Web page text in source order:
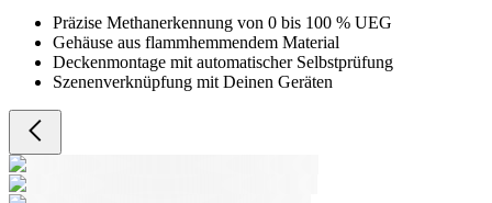
Präzise Methanerkennung von 0 bis 100 % UEG
Gehäuse aus flammhemmendem Material
Deckenmontage mit automatischer Selbstprüfung
Szenenverknüpfung mit Deinen Geräten